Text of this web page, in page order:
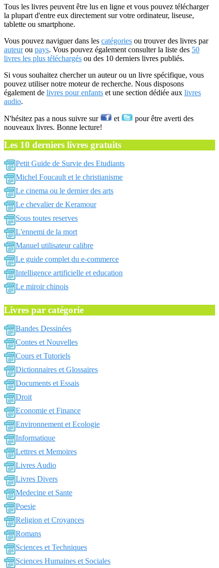
Tous les livres peuvent être lus en ligne et vous pouvez télécharger
la plupart d'entre eux directement sur votre ordinateur, liseuse,
tablette ou smartphone.
Vous pouvez naviguer dans les catégories ou trouver des livres par
auteurou pays. Vous pouvez également consulter la liste des 50
livres les plus téléchargés ou des 10 derniers livres publiés.
Si vous souhaitez chercher un auteur ou un livre spécifique, vous
pouvez utiliser notre moteur de recherche. Nous disposons
également de livres pour enfants et une section dédiée aux livres
audio.
N'hésitez pas a nous suivre sur et
pour être averti des
nouveaux livres. Bonne lecture!
Les 10 derniers livres gratuits
Petit Guide de Survie des Etudiants
Michel Foucault et le christianisme
Le cinema ou le dernier des arts
Le chevalier de Keramour
Sous toutes reserves
L'ennemi de la mort
Manuel utilisateur calibre
Le guide complet du e-commerce
Intelligence artificielle et education
Le miroir chinois
Livres par catégorie
Bandes Dessinées
Contes et Nouvelles
Cours et Tutoriels
Dictionnaires et Glossaires
Documents et Essais
Droit
Economie et Finance
Environnement et Ecologie
Informatique
Lettres et Memoires
Livres Audio
Livres Divers
Medecine et Sante
Poesie
Religion et Croyances
Romans
Sciences et Techniques
Sciences Humaines et Sociales